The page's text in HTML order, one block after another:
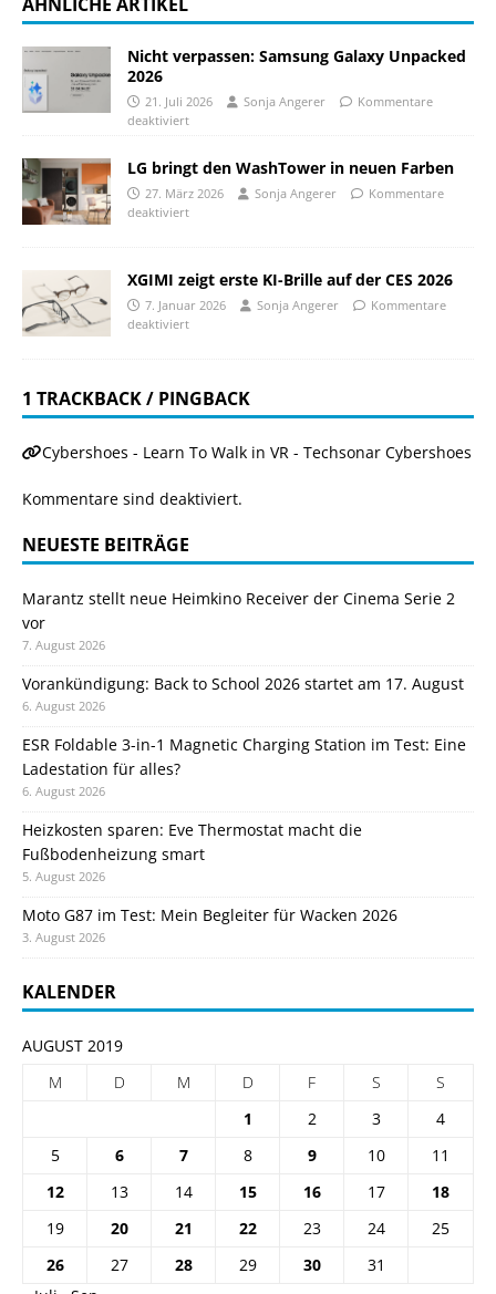
Nicht verpassen: Samsung Galaxy Unpacked
2026
21. Juli 2026 Sonja Angerer
Kommentare
deaktiviert
LG bringt den WashTower in neuen Farben
27. März 2026 Sonja Angerer
Kommentare
deaktiviert
XGIMI zeigt erste KI-Brille auf der CES 2026
7. Januar 2026 Sonja Angerer
Kommentare
deaktiviert
1 TRACKBACK / PINGBACK
Cybershoes - Learn To Walk in VR - Techsonar Cybershoes
Kommentare sind deaktiviert.
NEUESTE BEITRÄGE
Marantz stellt neue Heimkino Receiver der Cinema Serie 2
vor
7. August 2026
Vorankündigung: Back to School 2026 startet am 17. August
6. August 2026
ESR Foldable 3-in-1 Magnetic Charging Station im Test: Eine
Ladestation für alles?
6. August 2026
Heizkosten sparen: Eve Thermostat macht die
Fußbodenheizung smart
5. August 2026
Moto G87 im Test: Mein Begleiter für Wacken 2026
3. August 2026
KALENDER
AUGUST 2019
M
D M D F S
S
1
2 3
4
5
6 7 8 9 10
11
12
13 14 15 16 17
18
19
20 21 22 23 24
25
26
27 28 29 30
31